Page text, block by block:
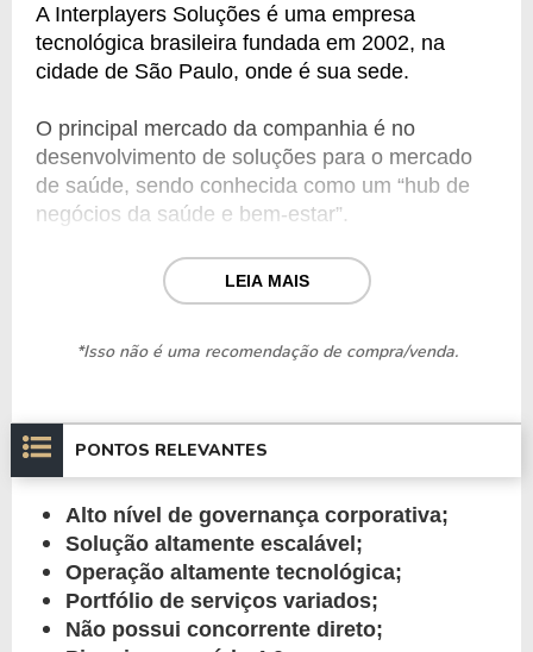
A Interplayers Soluções é uma empresa
tecnológica brasileira fundada em 2002, na
cidade de São Paulo, onde é sua sede.
O principal mercado da companhia é no
desenvolvimento de soluções para o mercado
de saúde, sendo conhecida como um “hub de
negócios da saúde e bem-estar”.
Em relação ao tamanho da companhia, pode se
levar em conta os seguintes números:
50 milhões de consumidores;
21% do share de mercado;
Os serviços da Interplayers, por sua vez, são
divididos em cinco categorias diferentes, são
elas:
Geração de demanda: Visitação médica,
LEIA MAIS
*Isso não é uma recomendação de compra/venda.
PONTOS RELEVANTES
Alto nível de governança corporativa;
Solução altamente escalável;
Operação altamente tecnológica;
Portfólio de serviços variados;
Não possui concorrente direto;